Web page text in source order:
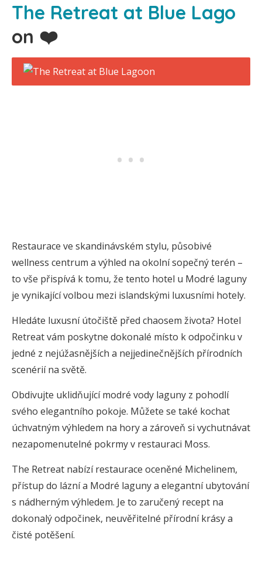
The Retreat at Blue Lago
on ❤️
Restaurace ve skandinávském stylu, působivé
wellness centrum a výhled na okolní sopečný terén –
to vše přispívá k tomu, že tento hotel u Modré laguny
je vynikající volbou mezi islandskými luxusními hotely.
Hledáte luxusní útočiště před chaosem života? Hotel
Retreat vám poskytne dokonalé místo k odpočinku v
jedné z nejúžasnějších a nejjedinečnějších přírodních
scenérií na světě.
Obdivujte uklidňující modré vody laguny z pohodlí
svého elegantního pokoje. Můžete se také kochat
úchvatným výhledem na hory a zároveň si vychutnávat
nezapomenutelné pokrmy v restauraci Moss.
The Retreat nabízí restaurace oceněné Michelinem,
přístup do lázní a Modré laguny a elegantní ubytování
s nádherným výhledem. Je to zaručený recept na
dokonalý odpočinek, neuvěřitelné přírodní krásy a
čisté potěšení.